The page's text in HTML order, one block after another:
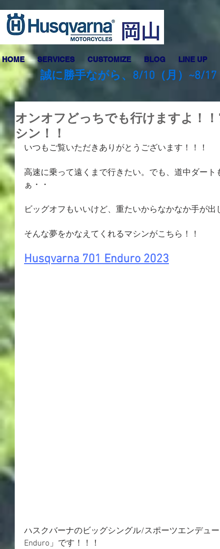
HOME SERVICES CUSTOMIZE BLOG LINE UP
誠に勝手ながら、8/10（月）~8/
オンオフどっちでも行けますよ！
シン！！
いつもご覧いただきありがとうございます！！！
高速に乗って遠くまで行きたい。でも、道中ダー
ぁ・・
ビッグオフもいいけど、重たいからなかなか手が
そんな夢をかなえてくれるマシンがこちら！！
Husqvarna 701 Enduro 2023
ハスクバーナのビッグシングル/スポーツエンデュ
Enduro」です！！！